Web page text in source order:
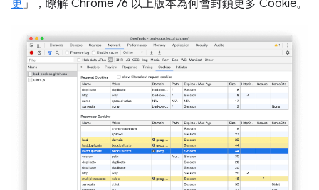
更」，瞭解 Chrome 76 以上版本為何會封鎖更多 Cookie。